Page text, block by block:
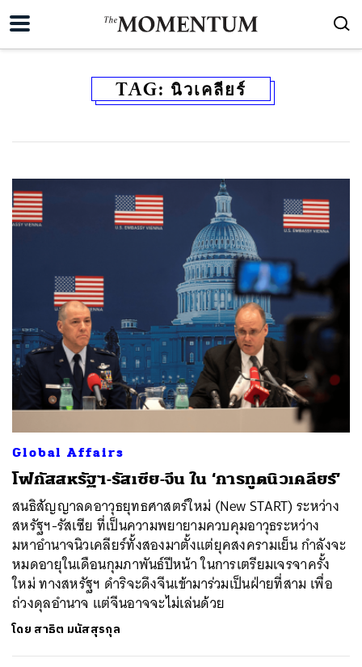
TAG: นิวเคลียร์
Global Affairs
โฟกัสสหรัฐฯ-รัสเซีย-จีน ใน ‘การทูตนิวเคลียร์’
สนธิสัญญาลดอาวุธยุทธศาสตร์ใหม่ (New START) ระหว่าง
สหรัฐฯ-รัสเซีย ที่เป็นความพยายามควบคุมอาวุธระหว่าง
มหาอำนาจนิวเคลียร์ทั้งสองมาตั้งแต่ยุคสงครามเย็น กำลังจะ
หมดอายุในเดือนกุมภาพันธ์ปีหน้า ในการเตรียมเจรจาครั้ง
ใหม่ ทางสหรัฐฯ ดำริจะดึงจีนเข้ามาร่วมเป็นฝ่ายที่สาม เพื่อ
ถ่วงดุลอำนาจ แต่จีนอาจจะไม่เล่นด้วย
โดย สาธิต มนัสสุรกุล